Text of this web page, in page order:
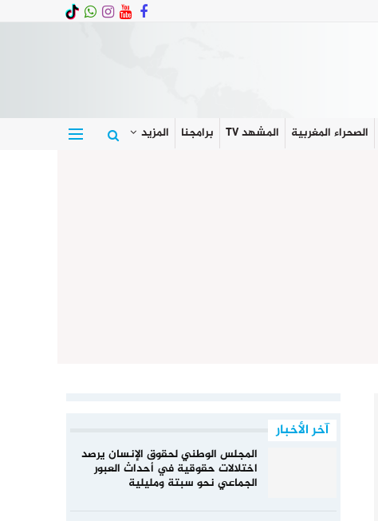
الصحراء المغربية المشهد TV برامجنا المزيد
آخر الأخبار
المجلس الوطني لحقوق الإنسان يرصد
اختلالات حقوقية في أحداث العبور
الجماعي نحو سبتة ومليلية